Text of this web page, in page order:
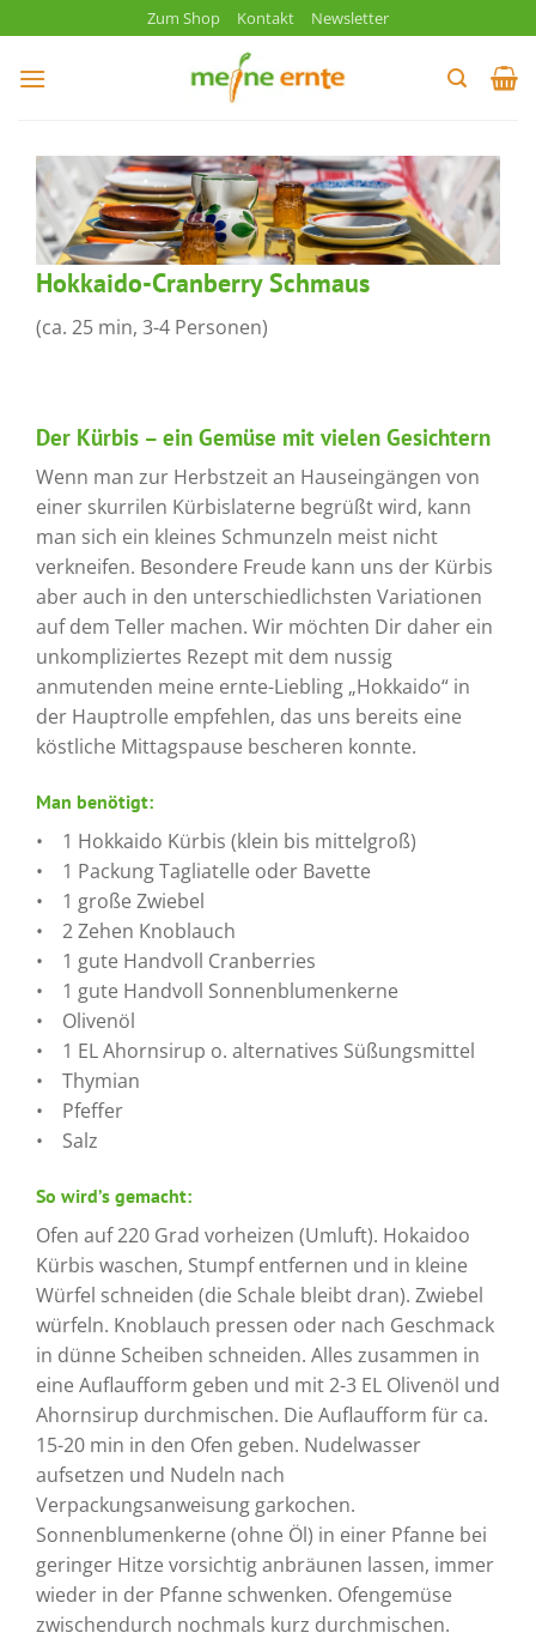
Inhalt
springen
Zum Shop Kontakt Newsletter
Hokkaido-Cranberry Schmaus
(ca. 25 min, 3-4 Personen)
Der Kürbis – ein Gemüse mit vielen Gesichtern
Wenn man zur Herbstzeit an Hauseingängen von
einer skurrilen Kürbislaterne begrüßt wird, kann
man sich ein kleines Schmunzeln meist nicht
verkneifen. Besondere Freude kann uns der Kürbis
aber auch in den unterschiedlichsten Variationen
auf dem Teller machen. Wir möchten Dir daher ein
unkompliziertes Rezept mit dem nussig
anmutenden meine ernte-Liebling „Hokkaido“ in
der Hauptrolle empfehlen, das uns bereits eine
köstliche Mittagspause bescheren konnte.
Man benötigt:
• 1 Hokkaido Kürbis (klein bis mittelgroß)
• 1 Packung Tagliatelle oder Bavette
• 1 große Zwiebel
• 2 Zehen Knoblauch
• 1 gute Handvoll Cranberries
• 1 gute Handvoll Sonnenblumenkerne
• Olivenöl
• 1 EL Ahornsirup o. alternatives Süßungsmittel
• Thymian
• Pfeffer
• Salz
So wird’s gemacht:
Ofen auf 220 Grad vorheizen (Umluft). Hokaidoo
Kürbis waschen, Stumpf entfernen und in kleine
Würfel schneiden (die Schale bleibt dran). Zwiebel
würfeln. Knoblauch pressen oder nach Geschmack
in dünne Scheiben schneiden. Alles zusammen in
eine Auflaufform geben und mit 2-3 EL Olivenöl und
Ahornsirup durchmischen. Die Auflaufform für ca.
15-20 min in den Ofen geben. Nudelwasser
aufsetzen und Nudeln nach
Verpackungsanweisung garkochen.
Sonnenblumenkerne (ohne Öl) in einer Pfanne bei
geringer Hitze vorsichtig anbräunen lassen, immer
wieder in der Pfanne schwenken. Ofengemüse
zwischendurch nochmals kurz durchmischen.